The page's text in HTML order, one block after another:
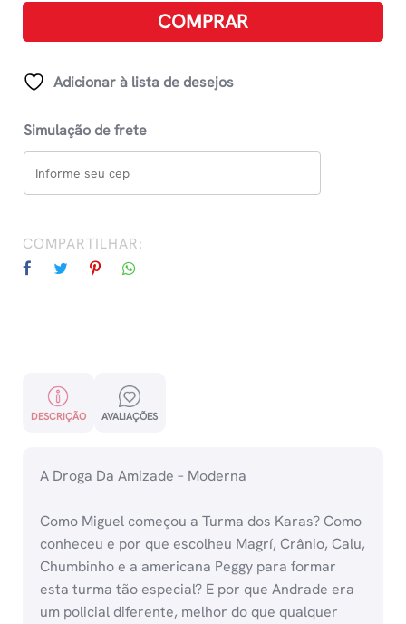
Da
Amizade
COMPRAR
Adicionar à lista de desejos
Simulação de frete
COMPARTILHAR:
DESCRIÇÃO AVALIAÇÕES
A Droga Da Amizade – Moderna
Como Miguel começou a Turma dos Karas? Como
conheceu e por que escolheu Magrí, Crânio, Calu,
Chumbinho e a americana Peggy para formar
esta turma tão especial? E por que Andrade era
um policial diferente, melhor do que qualquer